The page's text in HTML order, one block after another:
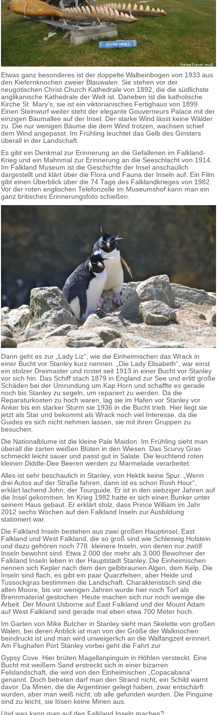
Etwas ganz besonderes ist der doppelte Walbeinbogen von 1933 aus
den Kiefernknochen zweier Blauwalen. Sie stehen vor der
neugotischen Christ Church Kathedrale von 1892, die die südlichste
anglikanische Kathedrale der Welt ist. Daneben ist die katholische
Kirche St. Mary’s, sie ist ein viktorianisches Fertighaus von 1899.
Einen Steinwurf weiter steht der elegante Gouverneurs Palace mit der
einzigen Baumallee auf der Insel. Der starke Wind lässt keine Wälder
zu. Die nur wenigen Bäume die dem Wind trotzen, wachsen schief
dem Wind angepasst. Im Frühling leuchtet das Gelb des Ginsters
überall in der Landschaft.
Es gibt ein Denkmal zur Erinnerung an die Gefallenen im Falkland-
Krieg und ein Mahnmal zur Erinnerung an die Seeschlacht von 1914.
Im Falkland Museum ist die Geschichte der Insel anschaulich
dargestellt und klärt über die Flora und Fauna der Inseln auf. Ein Film
gibt einen Überblick über die 74 Tage des Falklandkrieges von 1982.
Vor der roten englischen Telefonzelle im Museumshof kann man ein
ganz britisches Erinnerungsfoto schießen.
Dann geht es zur „Lady Liz“, wie die Einheimischen das Wrack in
einer Bucht vor Stanley kurz nennen. „Die Lady Elisabeth“, war einst
ein stolzer Dreimaster und rostet seit 1913 in einer Bucht vor Stanley
vor sich hin. Das Schiff stach 1879 in England zur See und erlitt große
Schäden bei der Umrundung um Kap Horn und schaffte es gerade
noch bis Stanley zu segeln, um repariert zu werden. Da die
Reparaturkosten zu hoch waren, lag sie im Hafen vor Stanley vor
Anker bis ein starker Sturm sie 1936 in die Bucht trieb. Hier liegt sie
jetzt als Star und bekommt als Wrack noch viel Interesse, da die
Guides es sich nicht nehmen lassen, sie mit ihren Gruppen zu
besuchen.
Die Nationalblume ist die kleine Pale Maidon. Im Frühling sieht man
überall die zarten weißen Blüten in den Wiesen. Das Scurvy Gras
schmeckt leicht sauer und passt gut in Salate. Die leuchtend roten
kleinen Diddle-Dee Beeren werden zu Marmelade verarbeitet.
Alles ist sehr beschaulich in Stanley, von Hektik keine Spur. „Wenn
drei Autos auf der Straße fahren, dann ist es schon Rush Hour“,
erklärt lachend John, der Tourguide. Er ist in den siebziger Jahren auf
die Insel gekommen. Im Krieg 1982 hatte er sich einen Bunker unter
seinem Haus gebaut. Er erklärt stolz, dass Prince William im Jahr
2012 sechs Wochen auf den Falkland Inseln zur Ausbildung
stationiert war.
Die Falkland Inseln bestehen aus zwei großen Hauptinsel, East
Falkland und West Falkland, die so groß sind wie Schleswig Holstein
und dazu gehören noch 778 kleinere Inseln, von denen nur zwölf
Inseln bewohnt sind. Etwa 2.000 der mehr als 3.000 Bewohner der
Falkland Inseln leben in der Hauptstadt Stanley. Die Einheimischen
nennen sich Kepler nach dem den gelbbraunen Algen, dem Kelp. Die
Inseln sind flach, es gibt ein paar Quarzfelsen, aber Heide und
Tussockgras bestimmen die Landschaft. Charakteristisch sind die
alten Moore, bis vor wenigen Jahren wurde hier noch Torf als
Brennmaterial gestochen. Heute machen sich nur noch wenige die
Arbeit. Der Mount Usborne auf East Falkland und der Mount Adam
auf West Falkland sind gerade mal eben etwa 700 Meter hoch.
Im Garten von Mike Butcher in Stanley sieht man Skelette von großen
Walen, bei deren Anblick ist man von der Größe der Walknochen
beindruckt ist und man wird unweigerlich an die Walfangzeit erinnert.
Am Flughafen Port Stanley vorbei geht die Fahrt zur
Gypsy Cove. Hier brüten Magellanpinguin in Höhlen versteckt. Eine
Bucht mit weißem Sand erstreckt sich in einer bizarren
Felslandschaft, die wird von den Einheimischen „Copacabana“
genannt. Doch betreten darf man den Strand nicht, ein Schild warnt
davor. Da Minen, die die Argentinier gelegt haben, zwar entschärft
wurden, aber man weiß nicht, ob alle gefunden wurden. Die Pinguine
sind zu leicht, sie lösen keine Minen aus.